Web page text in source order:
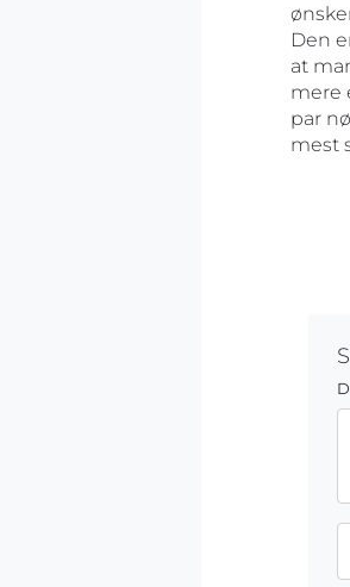
Den
at
mere
par
mest